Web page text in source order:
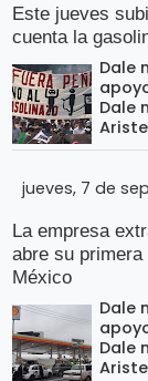
Este jueves
cuenta la
Dale
Dale
jueves, 7 de
La empresa
abre su
México
Dale
Dale